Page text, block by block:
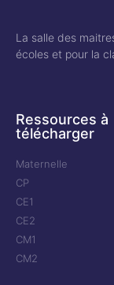
La salle des
écoles et pour la
Ressources à
télécharger
Maternelle
CP
CE1
CE2
CM1
CM2